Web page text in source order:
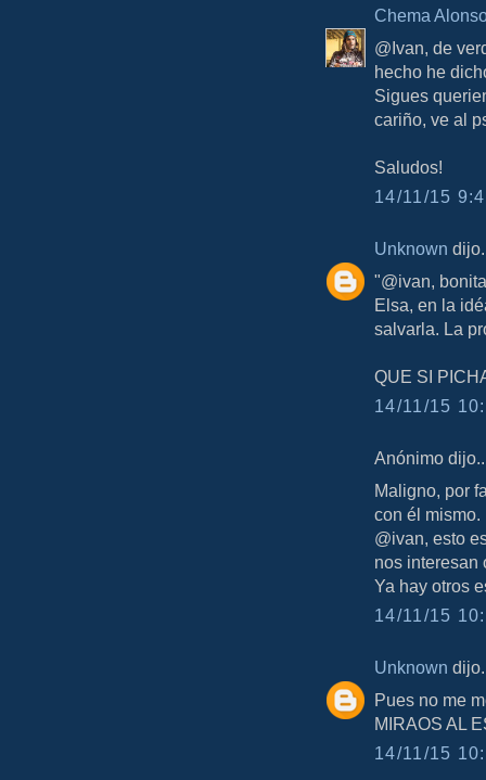
Chema
@Ivan, de
hecho he
Sigues
cariño, ve al
Saludos!
14/11/15
Unknown
"@ivan,
Elsa, en la
salvarla. La
QUE SI
14/11/15
Anónimo
Maligno, por
con él mismo.
@ivan, esto
nos interesan
Ya hay otros
14/11/15
Unknown
Pues no me
MIRAOS AL
14/11/15